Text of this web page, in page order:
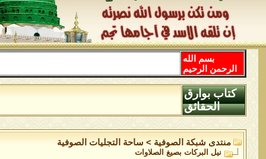
بسم الله
الرحمن الرحيم
كتاب بوارق
الحقائق
منتدى شبكة الصوفية > ساحة التجليات الصوفية
نيل البركات بصيغ الصلاوات